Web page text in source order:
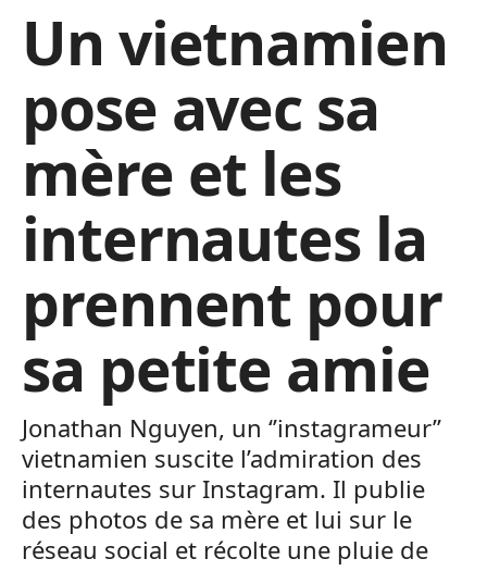
Un vietnamien
pose avec sa
mère et les
internautes la
prennent pour
sa petite amie
Jonathan Nguyen, un ‘’instagrameur’’
vietnamien suscite l’admiration des
internautes sur Instagram. Il publie
des photos de sa mère et lui sur le
réseau social et récolte une pluie de